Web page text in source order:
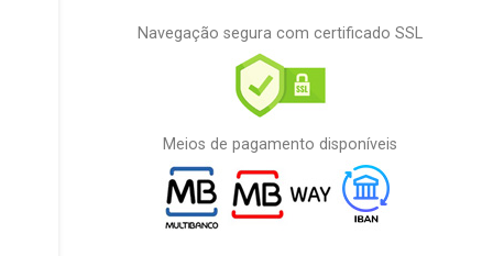
Navegação segura com certificado SSL
Meios de pagamento disponíveis